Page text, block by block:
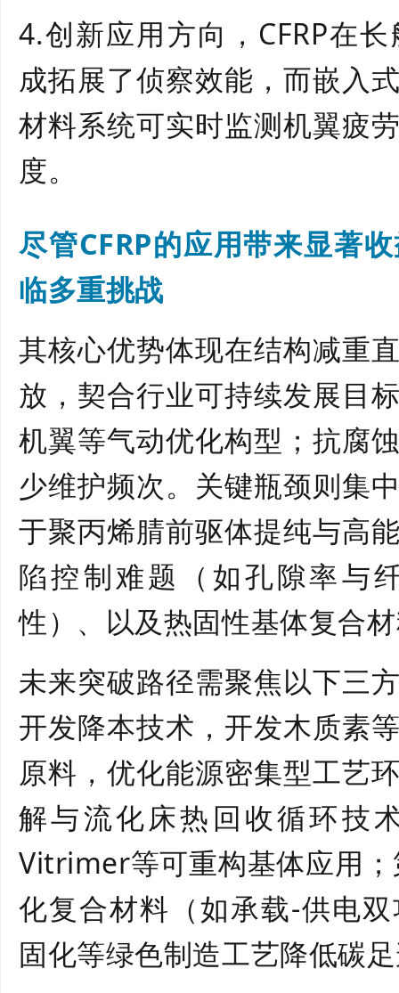
4.创新应用方向， CFRP在
成拓展了侦察效能，而嵌入
材料系统可实时监测机翼疲
度。
尽管CFRP的应用带来显著
临多重挑战
其核心优势体现在结构减重
放，契合行业可持续发展目
机翼等气动优化构型；抗腐
少维护频次。关键瓶颈则集
于聚丙烯腈前驱体提纯与高
陷控制难题（如孔隙率与
性）、以及热固性基体复合
未来突破路径需聚焦以下三
开发降本技术 ， 开发木质素
原料，优化能源密集型工艺
解与流化床热回收循环技
Vitrimer等可重构基体应用；
化复合材料（如承载-供电
固化等绿色制造工艺降低碳